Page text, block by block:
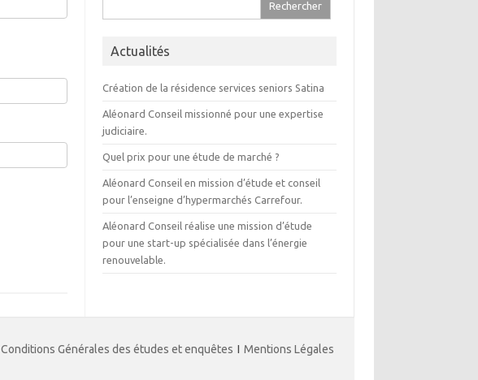
Actualités
Création de la résidence services seniors Satina
Aléonard Conseil missionné pour une expertise
judiciaire.
Quel prix pour une étude de marché ?
Aléonard Conseil en mission d’étude et conseil
pour l’enseigne d’hypermarchés Carrefour.
Aléonard Conseil réalise une mission d’étude
pour une start-up spécialisée dans l’énergie
renouvelable.
Conditions Générales des études et enquêtes I Mentions Légales